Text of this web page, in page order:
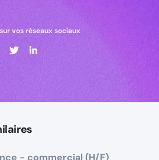
vos réseaux sociaux
- commercial (H/F)